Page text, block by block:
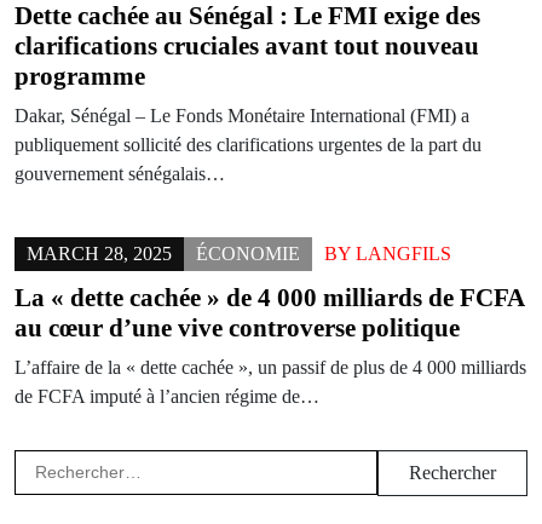
Dette cachée au Sénégal : Le FMI exige des
clarifications cruciales avant tout nouveau
programme
Dakar, Sénégal – Le Fonds Monétaire International (FMI) a
publiquement sollicité des clarifications urgentes de la part du
gouvernement sénégalais…
MARCH 28, 2025 ÉCONOMIE BY LANGFILS
La « dette cachée » de 4 000 milliards de FCFA
au cœur d’une vive controverse politique
L’affaire de la « dette cachée », un passif de plus de 4 000 milliards
de FCFA imputé à l’ancien régime de…
Rechercher :